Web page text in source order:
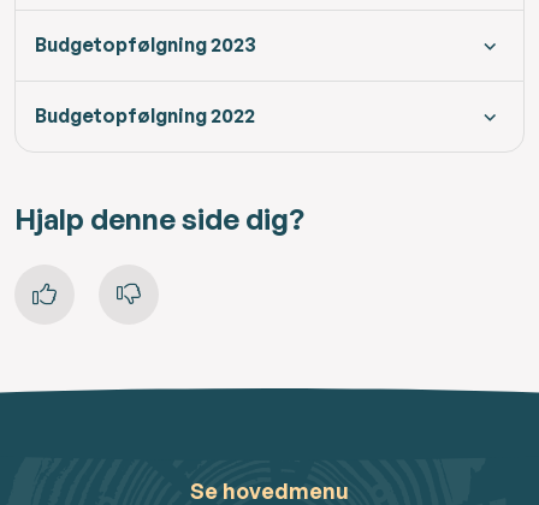
Budgetopfølgning 2023
Budgetopfølgning 2022
Hjalp denne side dig?
Se hovedmenu